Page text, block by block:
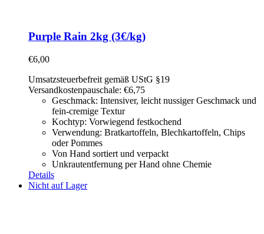
Purple Rain 2kg (3€/kg)
€6,00
Umsatzsteuerbefreit gemäß UStG §19
Versandkostenpauschale: €6,75
Geschmack: Intensiver, leicht nussiger Geschmack und
fein-cremige Textur
Kochtyp: Vorwiegend festkochend
Verwendung: Bratkartoffeln, Blechkartoffeln, Chips
oder Pommes
Von Hand sortiert und verpackt
Unkrautentfernung per Hand ohne Chemie
Details
Nicht auf Lager